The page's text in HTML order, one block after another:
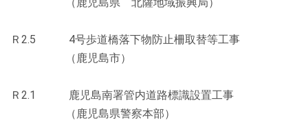
Ｒ2.5 4号歩道橋落下物防止柵取替等工事
（鹿児島市）
Ｒ2.1 鹿児島南署管内道路標識設置工事
（鹿児島県警察本部）